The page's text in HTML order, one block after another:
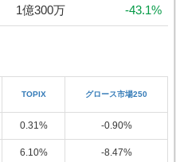
1億300万 -43.1%
TOPIX グロース市場250
0.31% -0.90%
6.10% -8.47%